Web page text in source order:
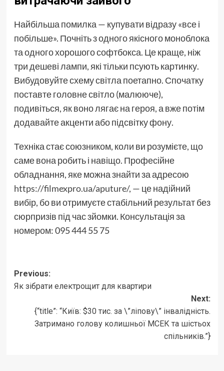
Найбільша помилка — купувати відразу «все і
побільше». Почніть з одного якісного моноблока
та одного хорошого софтбокса. Це краще, ніж
три дешеві лампи, які тільки псують картинку.
Вибудовуйте схему світла поетапно. Спочатку
поставте головне світло (малююче),
подивіться, як воно лягає на героя, а вже потім
додавайте акценти або підсвітку фону.
Техніка стає союзником, коли ви розумієте, що
саме вона робить і навіщо. Професійне
обладнання, яке можна знайти за адресою
https://filmexpro.ua/aputure/, — це надійний
вибір, бо ви отримуєте стабільний результат без
сюрпризів під час зйомки. Консультація за
номером: 095 444 55 75
Post
navigation
Previous:
Як зібрати електрощит для квартири
Next:
{“title”: “Київ: $30 тис. за \”ліпову\” інвалідність.
Затримано голову колишньої МСЕК та шістьох
спільників.”}